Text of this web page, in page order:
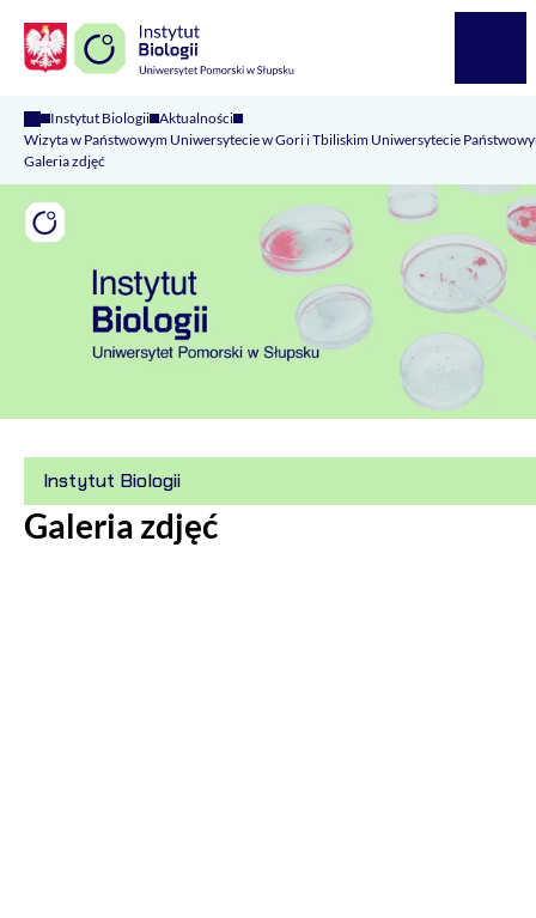
Instytut Biologii Aktualności
Wizyta w Państwowym Uniwersytecie w Gori i Tbiliskim Uniwersytecie
Galeria zdjęć
Instytut Biologii
Galeria zdjęć